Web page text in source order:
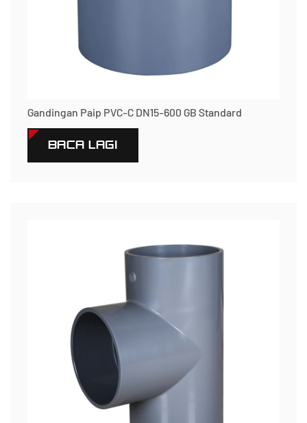
Gandingan Paip PVC-C DN15-600 GB Standard
BACA LAGI